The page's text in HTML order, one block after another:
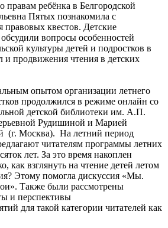
ребёнка в Белгородской
Пятых познакомила с
квестов. Детские
вопросы особенностей
культуры детей и подростков в
и продвижения чтения в детских
опытом организации летнего
продолжился в режиме онлайн со
детской библиотеки им. А.П.
Рудишиной и Марией
(г. Москва). На летний период
читателям программы летних
лет. За это время накоплен
как взглянуть на чтение детей летом
Этому помогла дискуссия «Мы.
Также были рассмотрены
и перспективы
для такой категории читателей как